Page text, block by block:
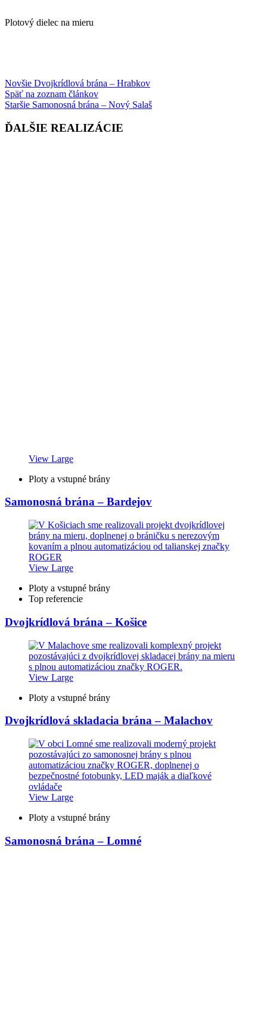
Plotový dielec na mieru
Novšie Dvojkrídlová brána – Hrabkov
Späť na zoznam článkov
Staršie Samonosná brána – Nový Salaš
ĎALŠIE REALIZÁCIE
View Large
Ploty a vstupné brány
Samonosná brána – Bardejov
View Large
Ploty a vstupné brány
Top referencie
Dvojkrídlová brána – Košice
View Large
Ploty a vstupné brány
Dvojkrídlová skladacia brána – Malachov
View Large
Ploty a vstupné brány
Samonosná brána – Lomné